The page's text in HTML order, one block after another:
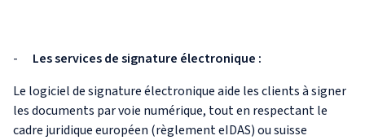
- Les services de signature électronique :
Le logiciel de signature électronique aide les clients à signer
les documents par voie numérique, tout en respectant le
cadre juridique européen (règlement eIDAS) ou suisse